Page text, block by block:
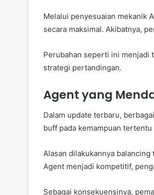
Melalui penyesuaian mekanik
secara maksimal. Akibatnya,
Perubahan seperti ini menjadi
strategi pertandingan.
Agent yang
Dalam update terbaru,
buff pada kemampuan
Alasan dilakukannya
Agent menjadi kompetitif,
Sebagai konsekuensinya,